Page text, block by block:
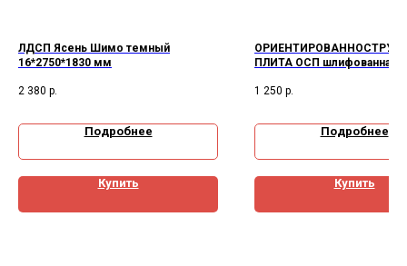
ЛДСП Ясень Шимо темный
16*2750*1830 мм
2 380 р.
Подробнее
Купить
ПЛИТА ОСП шлифованная
1 250 р.
Подробнее
Купить